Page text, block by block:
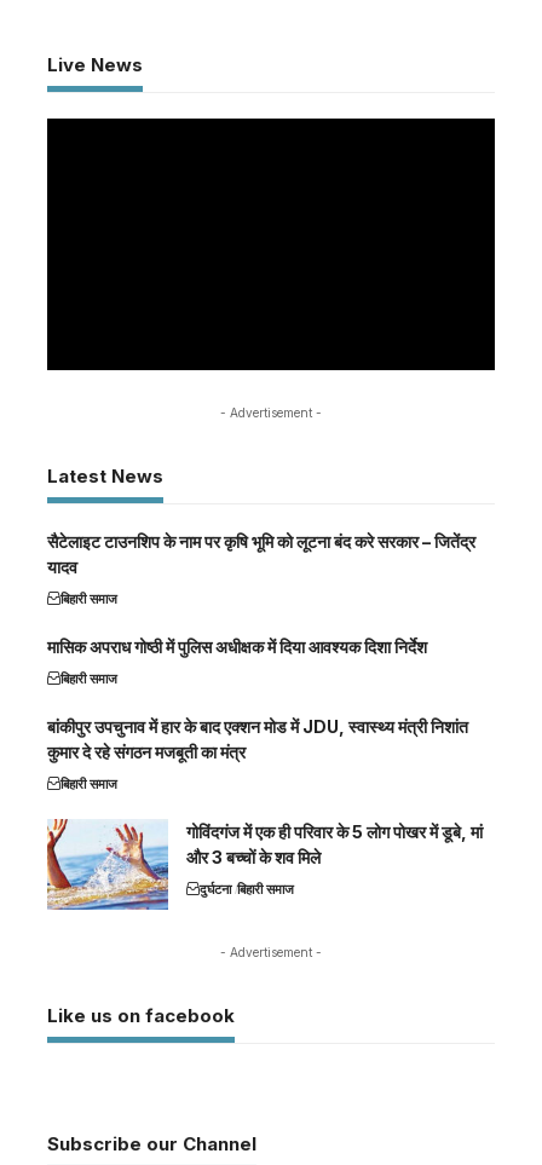
Live News
- Advertisement -
Latest News
सैटेलाइट टाउनशिप के नाम पर कृषि भूमि को लूटना बंद करे सरकार – जितेंद्र
यादव
बिहारी समाज
मासिक अपराध गोष्ठी में पुलिस अधीक्षक में दिया आवश्यक दिशा निर्देश
बिहारी समाज
बांकीपुर उपचुनाव में हार के बाद एक्शन मोड में JDU, स्वास्थ्य मंत्री निशांत
कुमार दे रहे संगठन मजबूती का मंत्र
बिहारी समाज
गोविंदगंज में एक ही परिवार के 5 लोग पोखर में डूबे, मां
और 3 बच्चों के शव मिले
दुर्घटना बिहारी समाज
- Advertisement -
Like us on facebook
Subscribe our Channel